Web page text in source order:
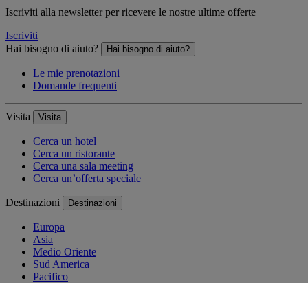
Iscriviti alla newsletter per ricevere le nostre ultime offerte
Iscriviti
Hai bisogno di aiuto?
Hai bisogno di aiuto?
Le mie prenotazioni
Domande frequenti
Visita Visita
Cerca un hotel
Cerca un ristorante
Cerca una sala meeting
Cerca un’offerta speciale
Destinazioni Destinazioni
Europa
Asia
Medio Oriente
Sud America
Pacifico